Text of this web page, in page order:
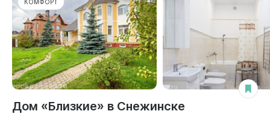
КОМФОРТ
Дом «Близкие» в Снежинске